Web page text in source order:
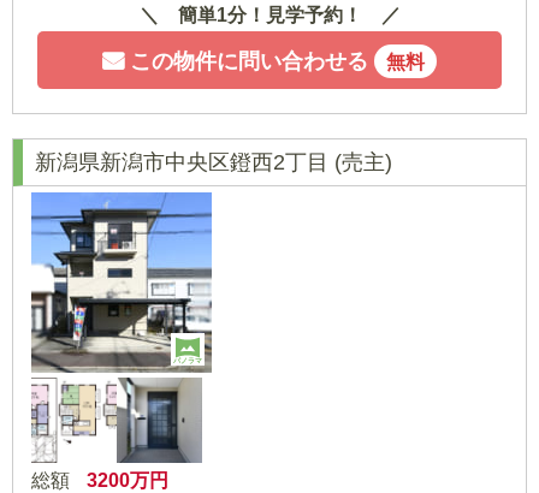
簡単1分！見学予約！
この物件に問い合わせる 無料
新潟県新潟市中央区鐙西2丁目 (売主)
パノラマ
総額 3200万円